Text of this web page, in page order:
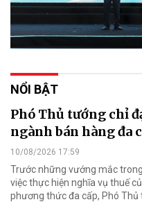
NỔI BẬT
Phó Thủ tướng chỉ
ngành bán hàng đa
10/08/2026 17:59
Trước những vướng mắc
việc thực hiện nghĩa vụ thuế
phương thức đa cấp, Phó